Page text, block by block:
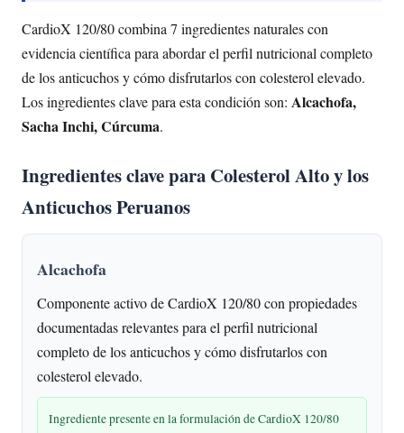
CardioX 120/80 combina 7 ingredientes naturales con
evidencia científica para abordar el perfil nutricional completo
de los anticuchos y cómo disfrutarlos con colesterol elevado.
Los ingredientes clave para esta condición son: Alcachofa,
Sacha Inchi, Cúrcuma.
Ingredientes clave para Colesterol Alto y los
Anticuchos Peruanos
Alcachofa
Componente activo de CardioX 120/80 con propiedades
documentadas relevantes para el perfil nutricional
completo de los anticuchos y cómo disfrutarlos con
colesterol elevado.
Ingrediente presente en la formulación de CardioX 120/80